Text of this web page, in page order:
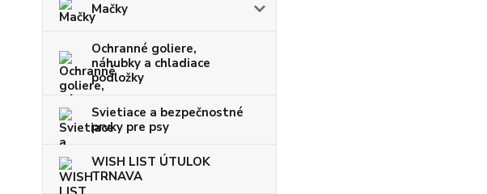
Mačky
Ochranné goliere,
náhubky a chladiace
podložky
Svietiace a bezpečnostné
prvky pre psy
WISH LIST ÚTULOK
TRNAVA